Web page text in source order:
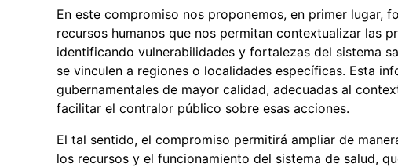
En este compromiso nos proponemos, en primer lugar,
recursos humanos que nos permitan contextualizar las
identificando vulnerabilidades y fortalezas del sistema
se vinculen a regiones o localidades específicas. Esta
gubernamentales de mayor calidad, adecuadas al
facilitar el contralor público sobre esas acciones.
El tal sentido, el compromiso permitirá ampliar de
los recursos y el funcionamiento del sistema de salud,